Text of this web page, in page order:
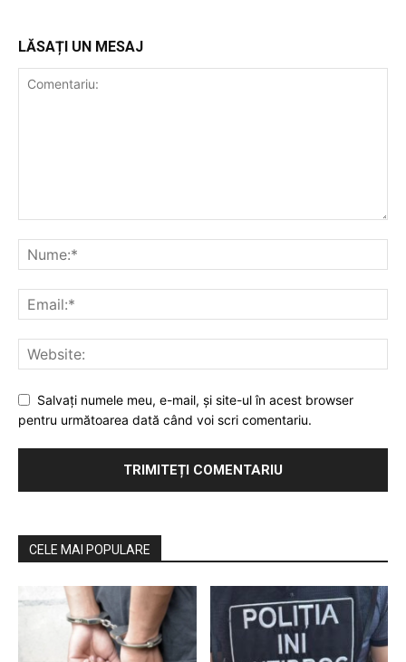
LĂSAȚI UN MESAJ
Salvaţi numele meu, e-mail, şi site-ul în acest browser
pentru următoarea dată când voi scri comentariu.
CELE MAI POPULARE